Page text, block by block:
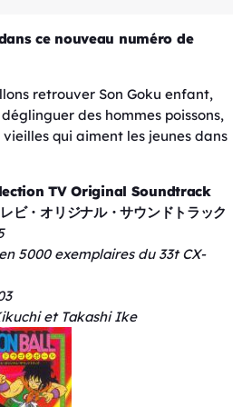
ce nouveau numéro de
retrouver Son Goku enfant,
des hommes poissons,
qui aiment les jeunes dans
TV Original Soundtrack
ビ・オリジナル・サウンドトラック
5000 exemplaires du 33t CX-
et Takashi Ike